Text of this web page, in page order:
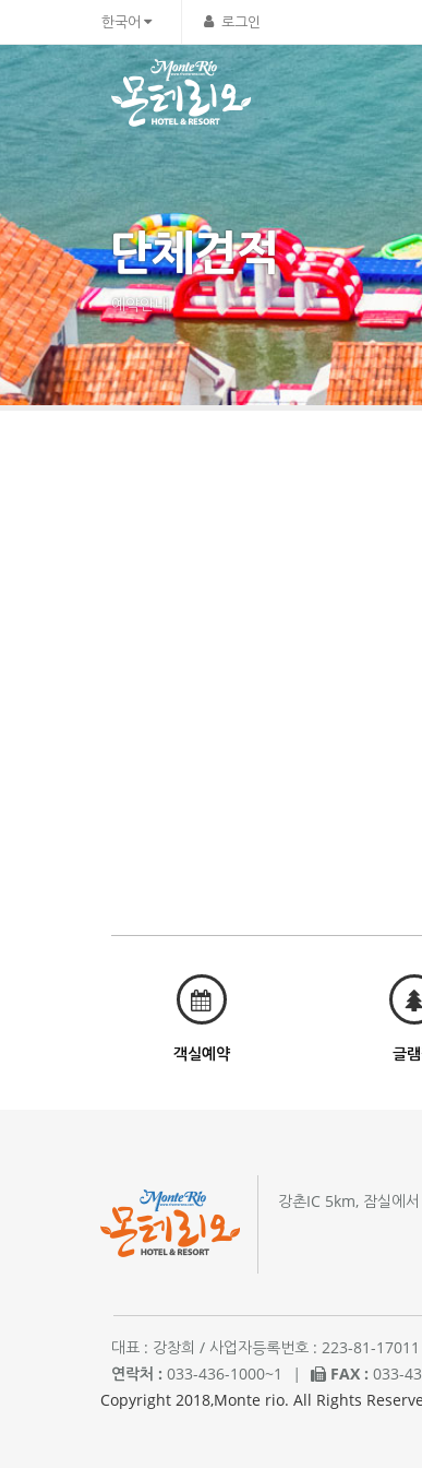
한국어 로그인
단체견적
예약안내
객실예약 글
강촌IC 5km, 잠실에
대표 : 강창희 / 사업자등록번호 : 223-81-
연락처 : 033-436-1000~1 | FAX : 033-
Copyright 2018,Monte rio. All Rights